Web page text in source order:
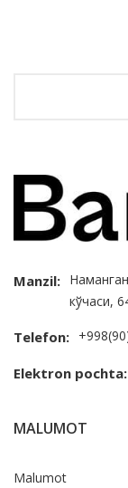
Manzil:
кўчаси,
Telefon:
Elektron pochta:
MALUMOT
Malumot